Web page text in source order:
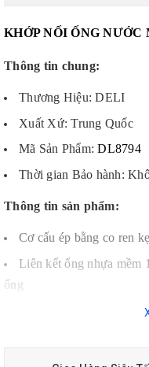
KHỚP NỐI ỐNG
Thông tin chung:
Thương Hiệu: DELI
Xuất Xứ: Trung Quốc
Mã Sản Phẩm:DL8794
Thời gian Bảo hành:
Thông tin sản phẩm:
Cơ cấu ép bằng co ren
Liên kết ống nhựa mềm
ống
Chất liệu: ABS, PP,